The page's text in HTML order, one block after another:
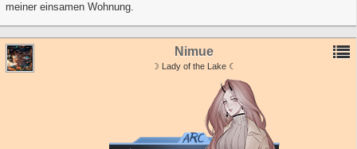
meiner einsamen Wohnung.
Nimue
☽ Lady of the Lake ☾